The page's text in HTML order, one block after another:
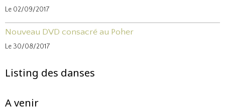
Le 02/09/2017
Nouveau DVD consacré au Poher
Le 30/08/2017
Listing des danses
A venir